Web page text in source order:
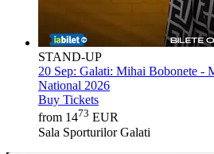
STAND-UP
20 Sep: Galati: Mihai Bobonete -
National 2026
Buy Tickets
from 1473 EUR
Sala Sporturilor Galati